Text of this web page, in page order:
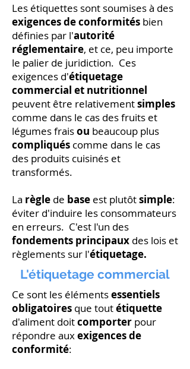
Les étiquettes sont soumises à des
exigences de conformités bien
définies par l'autorité
réglementaire, et ce, peu importe
le palier de juridiction. Ces
exigences d'étiquetage
commercial et nutritionnel
peuvent être relativementsimples
comme dans le cas des fruits et
légumes fraisou beaucoup plus
compliqués comme dans le cas
des produits cuisinés et
transformés.
La règle de base est plutôtsimple:
éviter d'induire les consommateurs
en erreurs. C'est l'un des
fondements principaux des lois et
règlements sur l'étiquetage.
L'étiquetage commercial
Ce sont les élémentsessentiels
obligatoires que toutétiquette
d'aliment doitcomporter pour
répondre auxexigences de
conformité: